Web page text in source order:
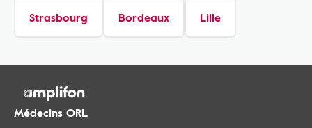
Strasbourg Bordeaux Lille
Médecins ORL